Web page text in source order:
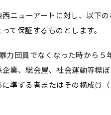
ニューアートに対し、以下
て保証するものとします。
力団員でなくなった時から５
業、総会屋、社会運動等標
準ずる者またはその構成員